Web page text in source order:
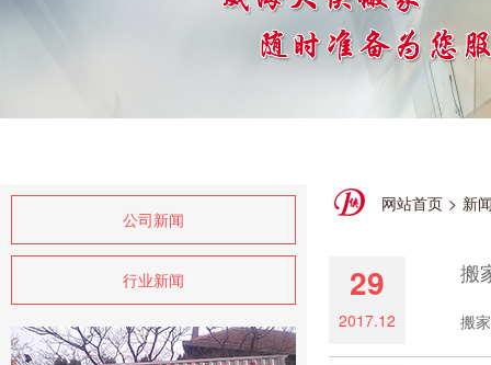
公司新闻
行业新闻
网站首页 > 新
29
2017.12
搬
搬